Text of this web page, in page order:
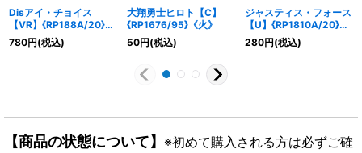
Disアイ・チョイス
【VR】{RP188A/20}
《多》
780円(税込)
大翔勇士ヒロト【C】
{RP1676/95}《火》
50円(税込)
ジャスティス・フォース
【U】{RP1810A/20}
《光》
280円(税込)
【商品の状態について】 ※初めて購入される方は必ずご確